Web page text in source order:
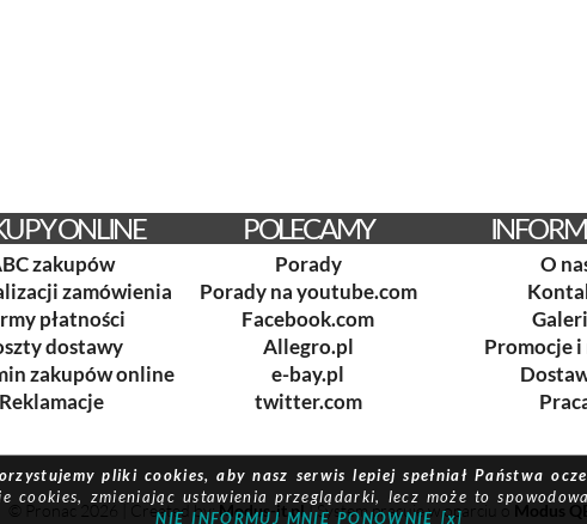
ONLINE
zakupów
zamówienia
płatności
dostawy
zakupów online
Reklamacje
POLECAMY
Porady
Porady na youtube.com
Facebook.com
Allegro.pl
e-bay.pl
twitter.com
O
Promocje
© Pronac 2026 | Created by:Modus-it.pl| System pracuje w oparciu o Modus
pliki cookies, aby nasz serwis lepiej spełniał Państwa
cookies, zmieniając ustawienia przeglądarki, lecz może to
NIE INFORMUJ MNIE PONOWNIE [x]